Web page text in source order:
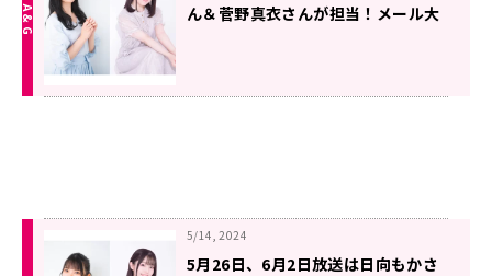
ん＆菅野真衣さんが担当！メール大
5/14, 2024
5月26日、6月2日放送は日向もかさ